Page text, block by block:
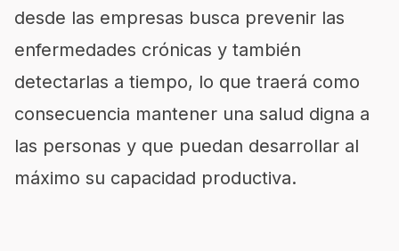
desde las empresas busca prevenir las
enfermedades crónicas y también
detectarlas a tiempo, lo que traerá como
consecuencia mantener una salud digna a
las personas y que puedan desarrollar al
máximo su capacidad productiva.